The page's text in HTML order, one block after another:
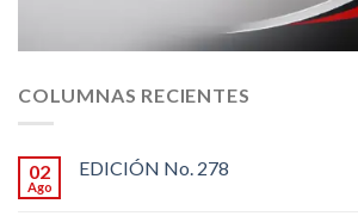
COLUMNAS RECIENTES
02
Ago
EDICIÓN No. 278